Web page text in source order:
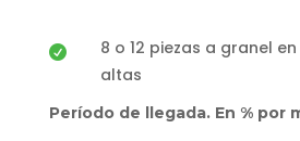

8 o 12 piezas a granel en
altas
Período de llegada. En % por